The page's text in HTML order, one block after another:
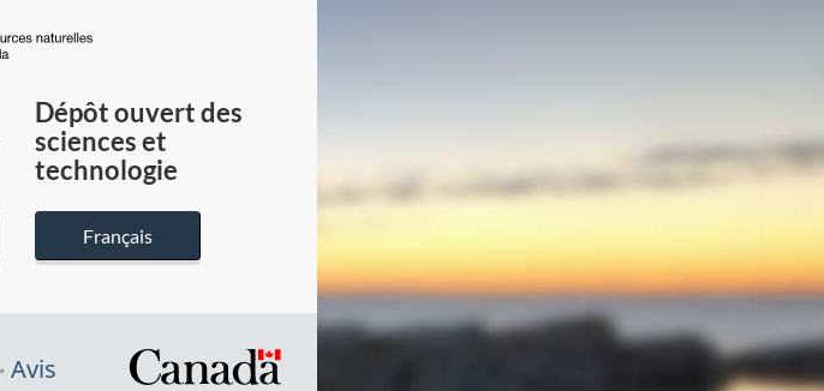
du
Canada
Dépôt ouvert des
sciences et
technologie
Français
Avis
/